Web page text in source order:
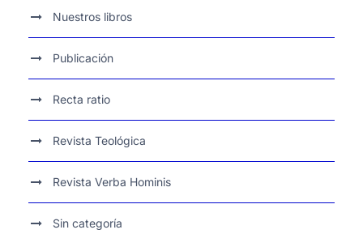
Nuestros libros
Publicación
Recta ratio
Revista Teológica
Revista Verba Hominis
Sin categoría